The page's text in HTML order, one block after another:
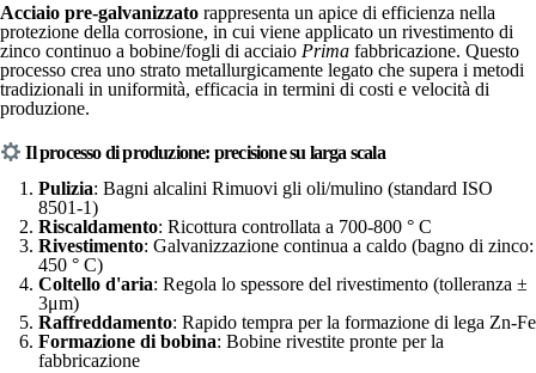
Acciaio pre-galvanizzato rappresenta un apice di efficienza nella
protezione della corrosione, in cui viene applicato un rivestimento di
zinco continuo a bobine/fogli di acciaio Prima fabbricazione. Questo
processo crea uno strato metallurgicamente legato che supera i metodi
tradizionali in uniformità, efficacia in termini di costi e velocità di
produzione.
Il processo di produzione: precisione su larga scala
Pulizia: Bagni alcalini Rimuovi gli oli/mulino (standard ISO
8501-1)
Riscaldamento: Ricottura controllata a 700-800 ° C
Rivestimento: Galvanizzazione continua a caldo (bagno di zinco:
450 ° C)
Coltello d'aria: Regola lo spessore del rivestimento (tolleranza ±
3μm)
Raffreddamento: Rapido tempra per la formazione di lega Zn-Fe
Formazione di bobina: Bobine rivestite pronte per la
fabbricazione